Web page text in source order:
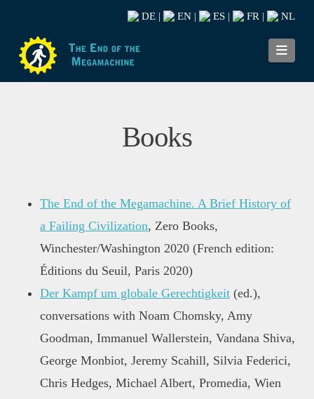
DE EN ES FR NL
Books
The End of the Megamachine. A Brief History of
a Failing Civilization, Zero Books,
Winchester/Washington 2020 (French edition:
Éditions du Seuil, Paris 2020)
Der Kampf um globale Gerechtigkeit(ed.),
conversations with Noam Chomsky, Amy
Goodman, Immanuel Wallerstein, Vandana Shiva,
George Monbiot, Jeremy Scahill, Silvia Federici,
Chris Hedges, Michael Albert, Promedia, Wien